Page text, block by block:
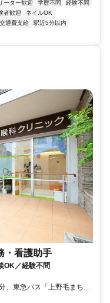
ーター歓迎 学歴不問
経験不問
者歓迎
ネイルOK
交通費支給
駅近5分以内
・看護助手
OK／経験不問
、東急バス「上野毛まちづ